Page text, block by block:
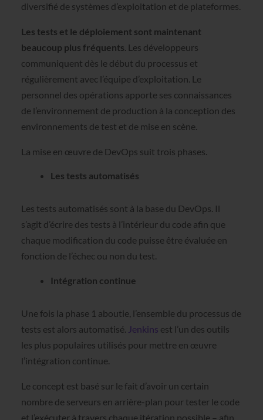
diversifié de systèmes d’exploitation et de plateformes.
Les tests et le déploiement sont maintenant
beaucoup plus fréquents. Les développeurs
communiquent dès le début du processus et
régulièrement avec l’équipe d’exploitation. Le
personnel des opérations apporte ses connaissances
de l’environnement de production à la conception des
environnements de test et de mise en scène.
La mise en œuvre de DevOps suit trois phases.
Les tests automatisés
Les tests automatisés sont à la base du DevOps. Il
s’agit d’écrire des tests à l’intérieur du code afin que
chaque modification du code puisse être évaluée en
fonction de l’échec ou non du test.
Intégration continue
Une fois la phase 1 aboutie, l’ensemble du processus de
tests est alors automatisé. Jenkins est l’un des outils
les plus populaires utilisés pour mettre en œuvre
l’intégration continue.
Le concept est basé sur le fait d’avoir un certain
nombre de serveurs en arrière-plan pour tester le code
et l’exécuter à travers chaque itération possible – afin